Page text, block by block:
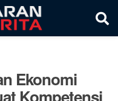
Ekonomi
Kompetensi